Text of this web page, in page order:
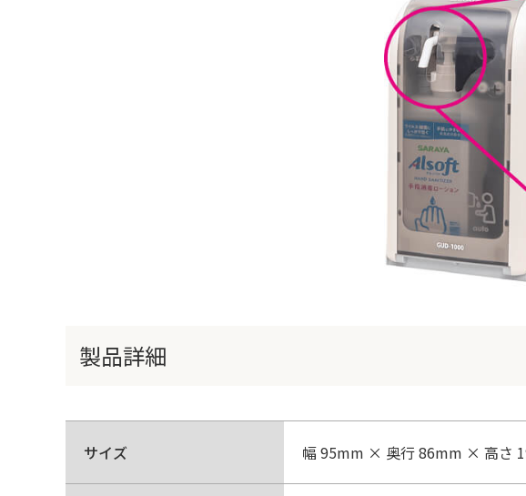
製品詳細
サイズ 幅 95mm × 奥行 86mm × 高さ